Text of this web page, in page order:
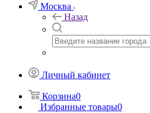
Москва
Назад
Личный кабинет
Корзина0
Избранные товары0